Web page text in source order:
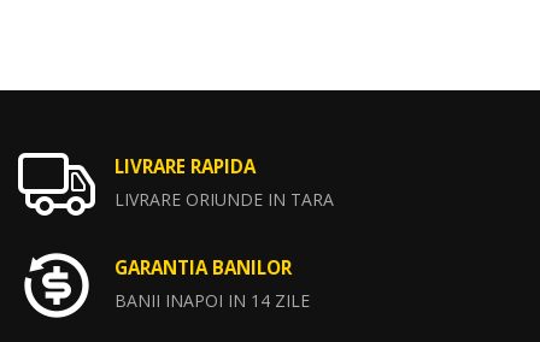
LIVRARE RAPIDA
LIVRARE ORIUNDE IN TARA
GARANTIA BANILOR
BANII INAPOI IN 14 ZILE